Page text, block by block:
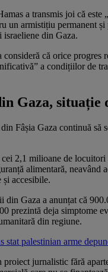
a transmis joi că este
un armistițiu permanent și
israeliene din Gaza.
consideră că orice progres
a condițiilor de
Gaza, situație
Fâșia Gaza continuă să
2,1 milioane de locuitori
alimentară, neavând
și accesibile.
din Gaza a anunțat că
prezintă deja simptome
din regiune.
stat palestinian arme
proiect jurnalistic fără